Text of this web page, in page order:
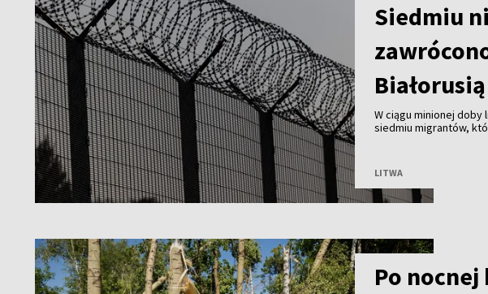
Siedmiu
Białorusią
W ciągu minionej
siedmiu migrantów,
LITWA
Po